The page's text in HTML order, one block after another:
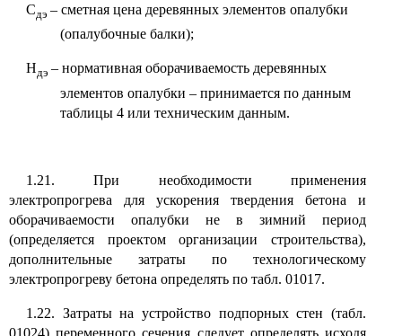
Сдэ – сметная цена деревянных элементов опалубки
(опалубочные балки);
Ндэ – нормативная оборачиваемость деревянных
элементов опалубки – принимается по данным
таблицы 4 или техническим данным.
1.21. При необходимости применения
электропрогрева для ускорения твердения бетона и
оборачиваемости опалубки не в зимний период
(определяется проектом организации строительства),
дополнительные затраты по технологическому
электропрогреву бетона определять по табл. 01017.
1.22. Затраты на устройство подпорных стен (табл.